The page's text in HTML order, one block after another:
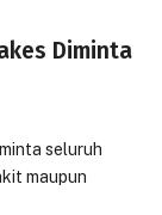
Diminta
seluruh
maupun